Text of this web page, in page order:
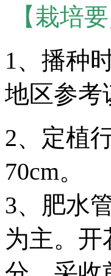
【栽培要
1、播种
地区参考
2、定植
70cm。
3、肥水
为主。